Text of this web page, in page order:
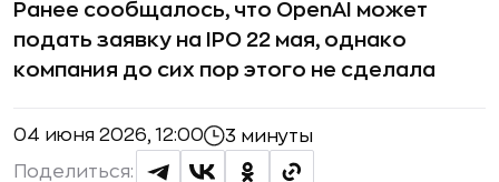
Ранее сообщалось, что OpenAI может
подать заявку на IPO 22 мая, однако
компания до сих пор этого не сделала
04 июня 2026, 12:00 3 минуты
Поделиться: